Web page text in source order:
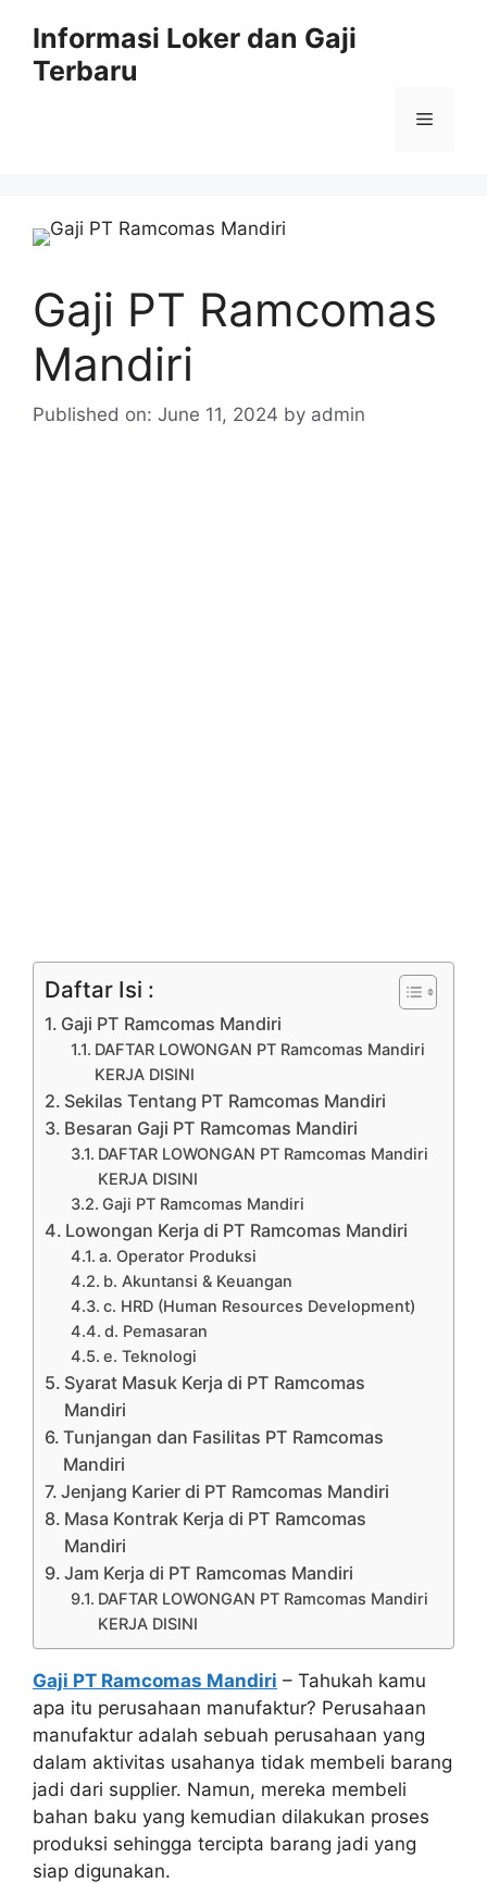
content
Informasi Loker dan Gaji
Terbaru
Menu
Gaji PT Ramcomas
Mandiri
Published on: June 11, 2024 by admin
Daftar Isi :
Gaji PT Ramcomas Mandiri
DAFTAR LOWONGAN PT Ramcomas Mandiri
KERJA DISINI
Sekilas Tentang PT Ramcomas Mandiri
Besaran Gaji PT Ramcomas Mandiri
DAFTAR LOWONGAN PT Ramcomas Mandiri
KERJA DISINI
Gaji PT Ramcomas Mandiri
Lowongan Kerja di PT Ramcomas Mandiri
a. Operator Produksi
b. Akuntansi & Keuangan
c. HRD (Human Resources Development)
d. Pemasaran
e. Teknologi
Syarat Masuk Kerja di PT Ramcomas
Mandiri
Tunjangan dan Fasilitas PT Ramcomas
Mandiri
Jenjang Karier di PT Ramcomas Mandiri
Masa Kontrak Kerja di PT Ramcomas
Mandiri
Jam Kerja di PT Ramcomas Mandiri
DAFTAR LOWONGAN PT Ramcomas Mandiri
KERJA DISINI
Gaji PT Ramcomas Mandiri – Tahukah kamu
apa itu perusahaan manufaktur? Perusahaan
manufaktur adalah sebuah perusahaan yang
dalam aktivitas usahanya tidak membeli barang
jadi dari supplier. Namun, mereka membeli
bahan baku yang kemudian dilakukan proses
produksi sehingga tercipta barang jadi yang
siap digunakan.